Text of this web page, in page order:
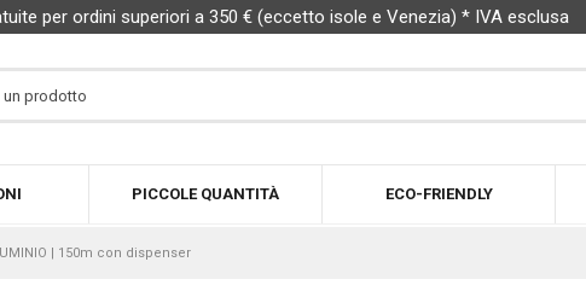
per ordini superiori a 350 € (eccetto isole e Venezia) * IVA esclusa
PICCOLE QUANTITÀ ECO-FRIENDLY
| 150m con dispenser